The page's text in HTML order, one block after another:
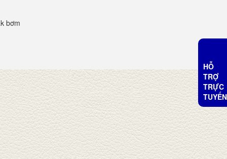
bơm
HỖ
TRỢ
TRỰC
TUYẾN